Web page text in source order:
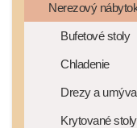
Nerezový
Bufetové stoly
Chladenie
Drezy a
Krytované stoly